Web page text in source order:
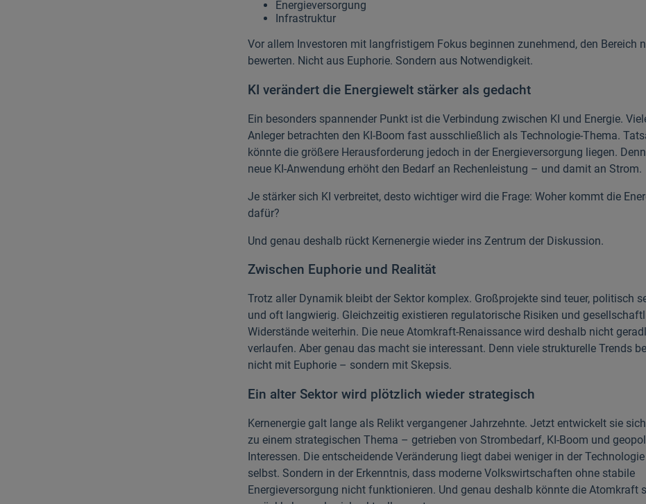
Energieversorgung
Infrastruktur
Vor allem Investoren mit langfristigem Fokus beginnen zunehmend, den Bereich
bewerten. Nicht aus Euphorie. Sondern aus Notwendigkeit.
KI verändert die Energiewelt stärker als gedacht
Ein besonders spannender Punkt ist die Verbindung zwischen KI und Energie.
Anleger betrachten den KI-Boom fast ausschließlich als Technologie-Thema.
könnte die größere Herausforderung jedoch in der Energieversorgung liegen.
neue KI-Anwendung erhöht den Bedarf an Rechenleistung – und damit an Strom.
Je stärker sich KI verbreitet, desto wichtiger wird die Frage: Woher kommt die
dafür?
Und genau deshalb rückt Kernenergie wieder ins Zentrum der Diskussion.
Zwischen Euphorie und Realität
Trotz aller Dynamik bleibt der Sektor komplex. Großprojekte sind teuer, politisch
und oft langwierig. Gleichzeitig existieren regulatorische Risiken und
Widerstände weiterhin. Die neue Atomkraft-Renaissance wird deshalb nicht
verlaufen. Aber genau das macht sie interessant. Denn viele strukturelle Trends
nicht mit Euphorie – sondern mit Skepsis.
Ein alter Sektor wird plötzlich wieder strategisch
Kernenergie galt lange als Relikt vergangener Jahrzehnte. Jetzt entwickelt sie
zu einem strategischen Thema – getrieben von Strombedarf, KI-Boom und
Interessen. Die entscheidende Veränderung liegt dabei weniger in der Technologie
selbst. Sondern in der Erkenntnis, dass moderne Volkswirtschaften ohne stabile
Energieversorgung nicht funktionieren. Und genau deshalb könnte die Atomkraft